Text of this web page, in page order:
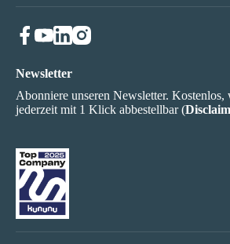
Newsletter
Abonniere unseren Newsletter. Kostenlos,
jederzeit mit 1 Klick abbestellbar (